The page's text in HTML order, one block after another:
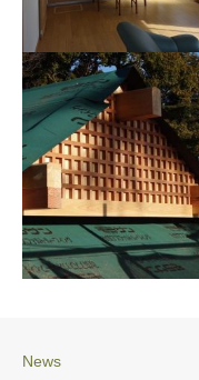
施工例084 O様邸 リ
ーム
News